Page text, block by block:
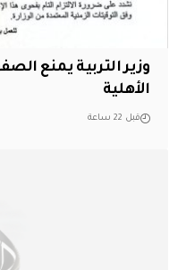
وزير التربية يمنع
الأهلية
قبل 22 ساعة